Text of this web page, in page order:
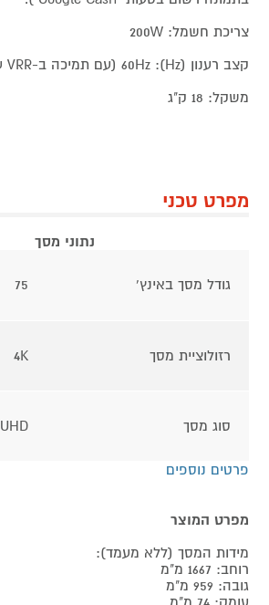
צריכת חשמל: 200W
קצב רענון (Hz): 60Hz (עם תמיכה ב-VRR עד 120Hz לגיימינג)
משקל: 18 ק"ג
מפרט טכני
נתוני מסך
גודל מסך באינץ' 75
רזולוציית מסך 4K
סוג מסך UHD
פרטים נוספים
מפרט המוצר
מידות המסך (ללא מעמד):
רוחב: 1667 מ"מ
גובה: 959 מ"מ